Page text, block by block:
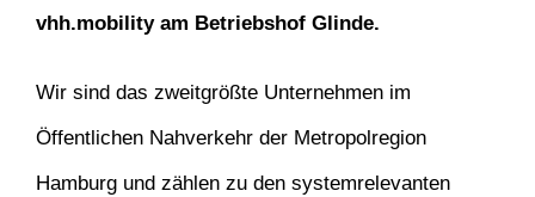
vhh.mobility am Betriebshof Glinde.
Wir sind das zweitgrößte Unternehmen im
Öffentlichen Nahverkehr der Metropolregion
Hamburg und zählen zu den systemrelevanten